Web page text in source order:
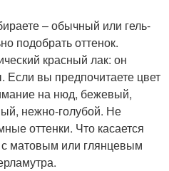
‒ обычный или гель-
подобрать оттенок.
красный лак: он
вы предпочитаете цвет
на нюд, бежевый,
нежно-голубой. Не
оттенки. Что касается
матовым или глянцевым